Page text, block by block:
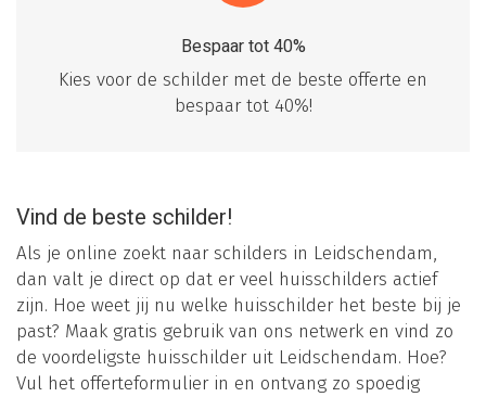
Bespaar tot 40%
Kies voor de schilder met de beste offerte en
bespaar tot 40%!
Vind de beste schilder!
Als je online zoekt naar schilders in Leidschendam,
dan valt je direct op dat er veel huisschilders actief
zijn. Hoe weet jij nu welke huisschilder het beste bij je
past? Maak gratis gebruik van ons netwerk en vind zo
de voordeligste huisschilder uit Leidschendam. Hoe?
Vul het offerteformulier in en ontvang zo spoedig